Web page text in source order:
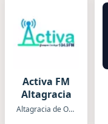
Activa FM
Altagracia
Altagracia de Orituco